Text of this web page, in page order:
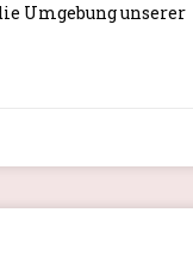
Umgebung unserer